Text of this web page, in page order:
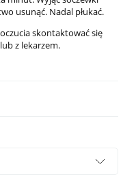
usunąć. Nadal płukać.
skontaktować się
lub z lekarzem.
płatności